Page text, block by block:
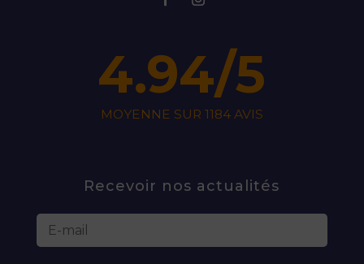
4.94/5
MOYENNE SUR 1184 AVIS
Recevoir nos actualités